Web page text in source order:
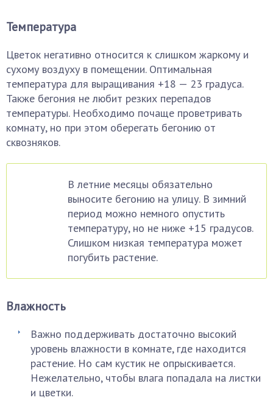
Температура
Цветок негативно относится к слишком жаркому и
сухому воздуху в помещении. Оптимальная
температура для выращивания +18 — 23 градуса.
Также бегония не любит резких перепадов
температуры. Необходимо почаще проветривать
комнату, но при этом оберегать бегонию от
сквозняков.
В летние месяцы обязательно
выносите бегонию на улицу. В зимний
период можно немного опустить
температуру, но не ниже +15 градусов.
Слишком низкая температура может
погубить растение.
Влажность
Важно поддерживать достаточно высокий
уровень влажности в комнате, где находится
растение. Но сам кустик не опрыскивается.
Нежелательно, чтобы влага попадала на листки
и цветки.